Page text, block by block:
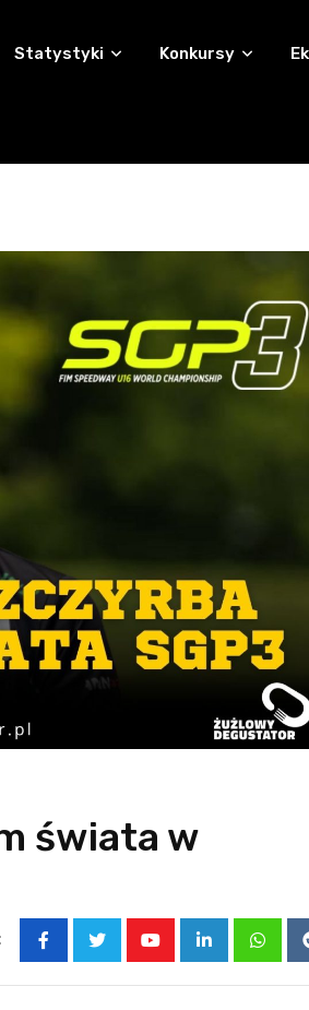
Statystyki Konkursy
świata w
LinkedIn